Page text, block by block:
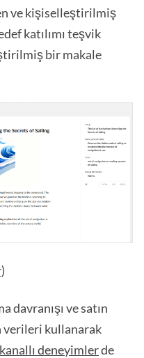
ve kişiselleştirilmiş
katılımı teşvik
bir makale
)
davranışı ve satın
verileri kullanarak
kanallı deneyimlerde